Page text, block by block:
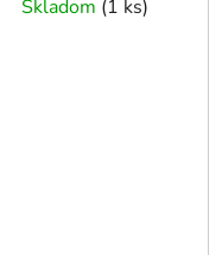
Skladom (1 ks)